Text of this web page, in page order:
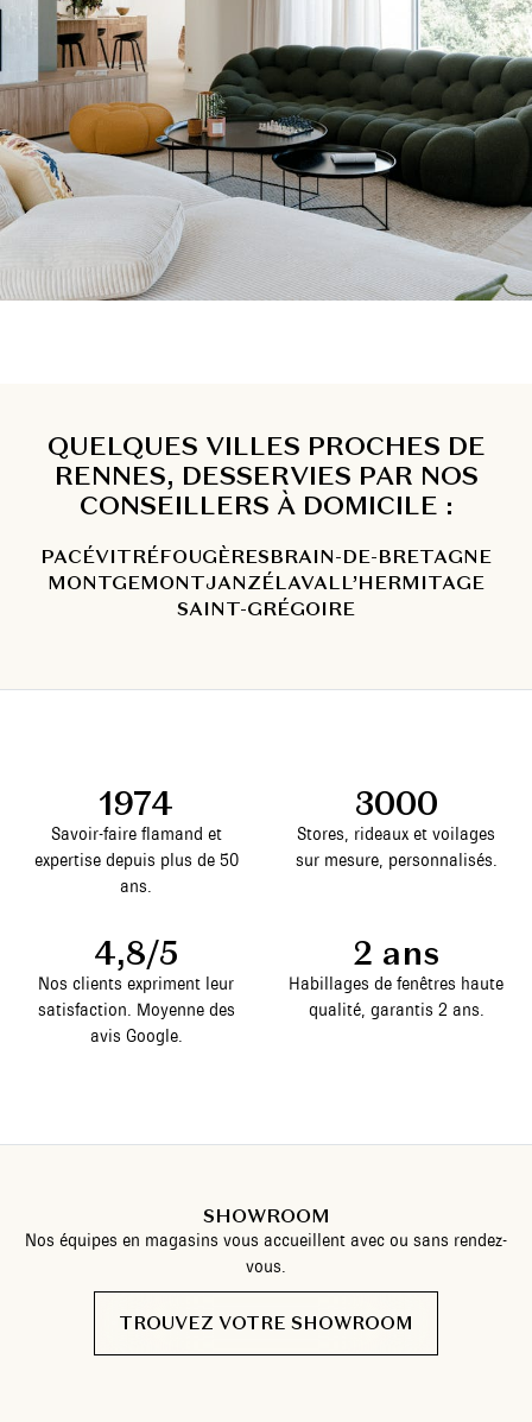
QUELQUES VILLES PROCHES DE
RENNES, DESSERVIES PAR NOS
CONSEILLERS À DOMICILE :
PACÉVITRÉFOUGÈRESBRAIN-DE-BRETAGNE
MONTGEMONTJANZÉLAVALL’HERMITAGE
SAINT-GRÉGOIRE
1974
Savoir-faire flamand et
expertise depuis plus de 50
ans.
3000
Stores, rideaux et voilages
sur mesure, personnalisés.
4,8/5
Nos clients expriment leur
satisfaction. Moyenne des
avis Google.
2 ans
Habillages de fenêtres haute
qualité, garantis 2 ans.
SHOWROOM
Nos équipes en magasins vous accueillent avec ou sans rendez-
vous.
TROUVEZ VOTRE SHOWROOM